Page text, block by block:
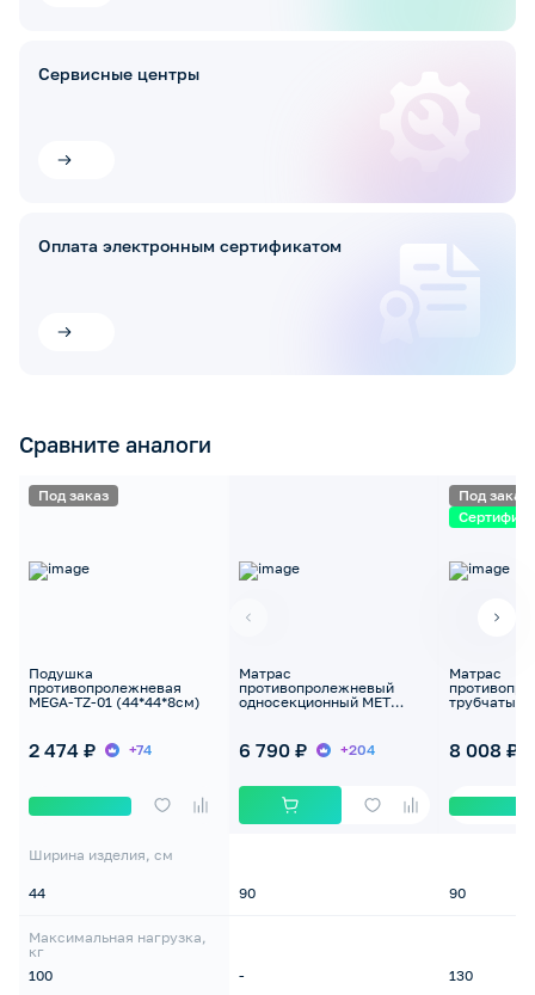
Сервисные центры
Оплата электронным сертификатом
Сравните аналоги
Под заказ
Подушка
противопролежневая
MEGA-TZ-01 (44*44*8см)
2 474 ₽ +74
Ширина изделия, см
44
Максимальная нагрузка,
кг
100
Матрас
противопролежневый
односекционный MET
6 790 ₽ +204
90
-
Под заказ
Матрас
трубчатый
8 008 ₽
90
130